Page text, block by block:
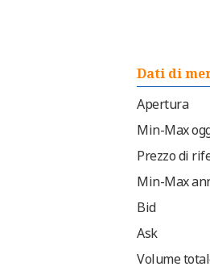
Dati di
Apertura
Min-Max
Prezzo di
Min-Max
Bid
Ask
Volume